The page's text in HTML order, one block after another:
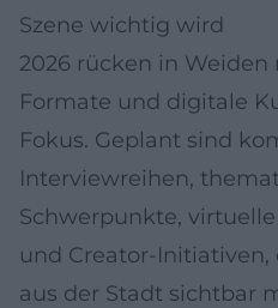
Szene wichtig wird
2026 rücken in Weiden
Formate und digitale
Fokus. Geplant sind
Interviewreihen,
Schwerpunkte,
und Creator-
aus der Stadt sichtbar